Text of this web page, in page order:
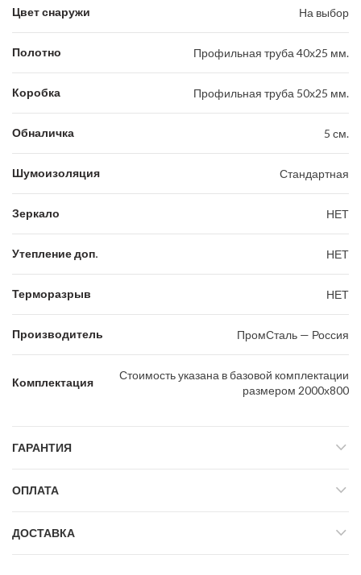
Цвет снаружи На выбор
Полотно Профильная труба 40х25 мм.
Коробка Профильная труба 50х25 мм.
Обналичка 5 см.
Шумоизоляция Стандартная
Зеркало НЕТ
Утепление доп. НЕТ
Терморазрыв НЕТ
Производитель ПромСталь — Россия
Комплектация
Стоимость указана в базовой комплектации
размером 2000х800
ГАРАНТИЯ
ОПЛАТА
ДОСТАВКА